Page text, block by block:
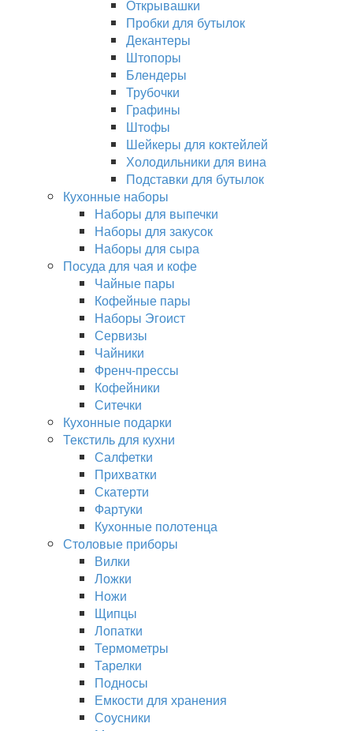
Открывашки
Пробки для бутылок
Декантеры
Штопоры
Блендеры
Трубочки
Графины
Штофы
Шейкеры для коктейлей
Холодильники для вина
Подставки для бутылок
Кухонные наборы
Наборы для выпечки
Наборы для закусок
Наборы для сыра
Посуда для чая и кофе
Чайные пары
Кофейные пары
Наборы Эгоист
Сервизы
Чайники
Френч-прессы
Кофейники
Ситечки
Кухонные подарки
Текстиль для кухни
Салфетки
Прихватки
Скатерти
Фартуки
Кухонные полотенца
Столовые приборы
Вилки
Ложки
Ножи
Щипцы
Лопатки
Термометры
Тарелки
Подносы
Емкости для хранения
Соусники